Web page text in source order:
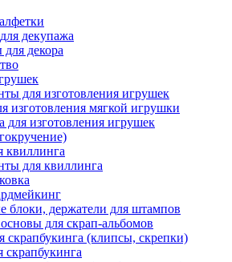
декупажа
декора
для изготовления игрушек
изготовления мягкой игрушки
для изготовления игрушек
квиллинга
для квиллинга
блоки, держатели для штампов
для скрап-альбомов
скрапбукинга (клипсы, скрепки)
скрапбукинга